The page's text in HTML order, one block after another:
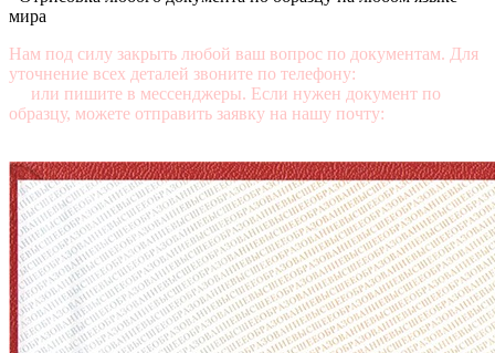
мира
Нам под силу закрыть любой ваш вопрос по документам. Для
уточнение всех деталей звоните по телефону:
или пишите в мессенджеры. Если нужен документ по
образцу, можете отправить заявку на нашу почту: